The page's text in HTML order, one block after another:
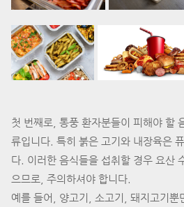
첫 번째로, 통풍 환자분들이 피해야 할
류입니다. 특히 붉은 고기와 내장육은
다. 이러한 음식들을 섭취할 경우 요산
으므로, 주의하셔야 합니다.
예를 들어, 양고기, 소고기, 돼지고기뿐